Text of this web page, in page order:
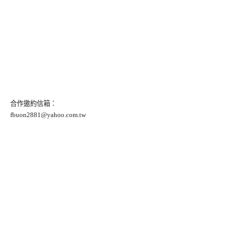
合作邀約信箱：
fbuon2881@yahoo.com.tw